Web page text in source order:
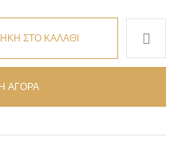
ΣΤΟ ΚΑΛΑΘΙ
ΑΓΟΡΑ